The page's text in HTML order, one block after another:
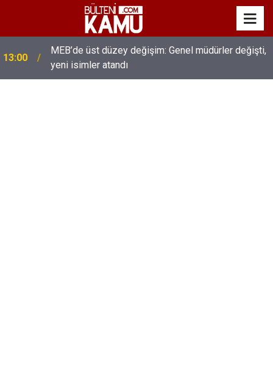
13:00
MEB’de üst düzey değişim: Genel müdürler değişti,
yeni isimler atandı